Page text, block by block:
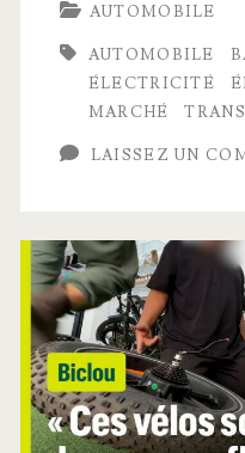
batteries
sont
en
AUTOMOBILE
AUTOMOBILE
ÉLECTRICITÉ
MARCHÉ
LAISSEZ UN